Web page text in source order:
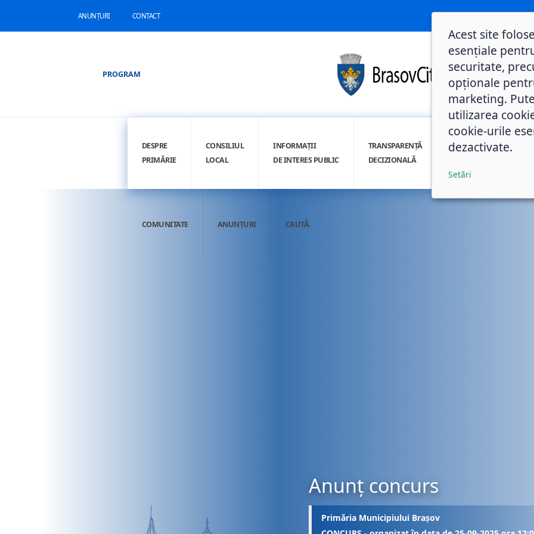
ANUNȚURI CONTACT
PROGRAM
DESPRE
PRIMĂRIE
CONSILIUL
LOCAL
INFORMAȚII
DE INTERES PUBLIC
TRANSPARENȚĂ
DECIZIONALĂ
INTEGRITATE
COMUNITATE ANUNȚURI CAUTĂ
Anunț concurs
Primăria Municipiului Brașov
Acest site
esențiale
securitate,
opționale
marketing.
utilizarea
cookie-urile
dezactivate.
Setări